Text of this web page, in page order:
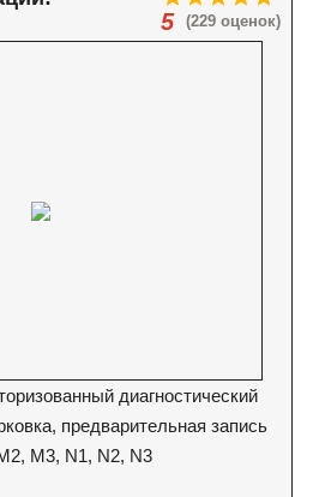
(229 оценок)
5
диагностический
предварительная запись
M3, N1, N2, N3